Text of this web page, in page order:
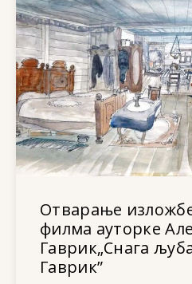
Отварање
филма ауторке
Гаврик„Снага
Гаврик”